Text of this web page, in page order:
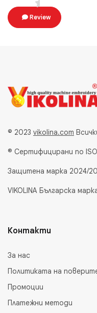
Review
© 2023 vikolina.com
® Сертифицирани по
Защитена марка 2024/
VIKOLINA Българска
Контакти
За нас
Политиката на
Промоции
Платежни методи